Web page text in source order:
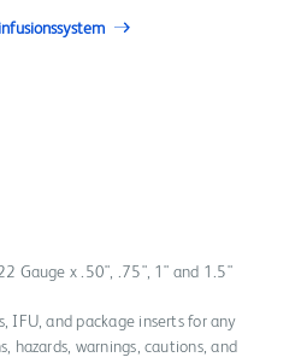
Gauge x .50", .75", 1" and 1.5"
IFU, and package inserts for any
hazards, warnings, cautions, and